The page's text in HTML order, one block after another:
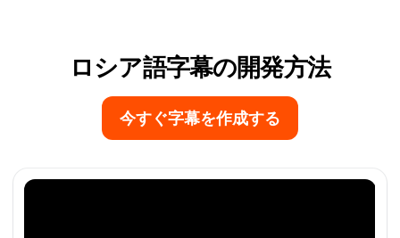
ロシア語字幕の開発方法
今すぐ字幕を作成する